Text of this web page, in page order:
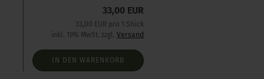
33,00 EUR
33,00 EUR pro 1 Stück
inkl. 19% MwSt. zzgl.Versand
IN DEN WARENKORB